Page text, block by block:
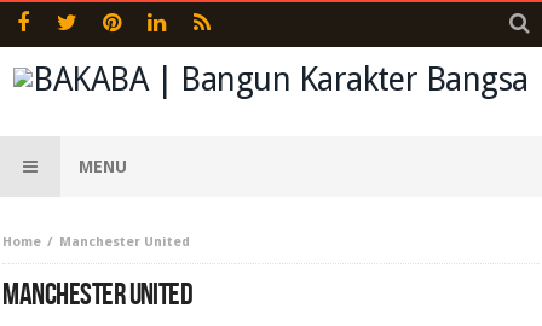
MENU
Home Manchester United
MANCHESTER UNITED